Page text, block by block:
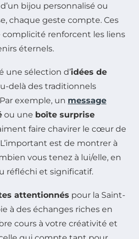
bijou personnalisé ou
chaque geste compte. Ces
renforcent les liens
éternels.
une sélection d’idées de
delà des traditionnels
exemple, un message
ou une boîte surprise
faire chavirer le cœur de
est de montrer à
vous tenez à lui/elle, en
réfléchi et significatif.
attentionnés pour la Saint-
à des échanges riches en
cours à votre créativité et